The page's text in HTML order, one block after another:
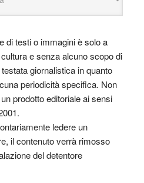
di testi o immagini è solo a
e senza alcuno scopo di
giornalistica in quanto
periodicità specifica. Non
prodotto editoriale ai sensi
ledere un
il contenuto verrà rimosso
del detentore